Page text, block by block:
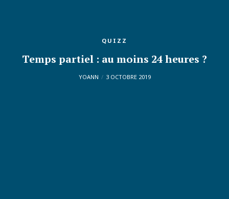
QUIZZ
Temps partiel : au moins 24 heures ?
YOANN 3 OCTOBRE 2019